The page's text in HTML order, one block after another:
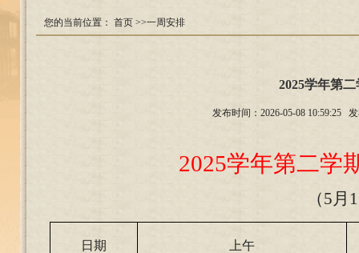
您的当前位置： 首页 >>一周安排
2025学年第
发布时间：2026-05-08 10:59:25
2025学年第二学
（5
日期 上午